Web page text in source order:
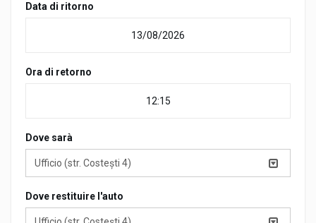
Data di ritorno
Ora di retorno
Dove sarà
Ufficio (str. Costești 4)
Dove restituire l'auto